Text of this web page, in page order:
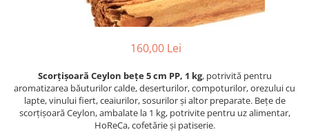
HEALTHY SNACKS
PRODUSE ECO / ORGANICE
PRODUSE ROMÂNEȘTI
160,00 Lei
Scorțișoară Ceylon bețe 5 cm PP, 1 kg, potrivită pentru
aromatizarea băuturilor calde, deserturilor, compoturilor, orezului cu
lapte, vinului fiert, ceaiurilor, sosurilor și altor preparate. Bețe de
scorțișoară Ceylon, ambalate la 1 kg, potrivite pentru uz alimentar,
HoReCa, cofetărie și patiserie.